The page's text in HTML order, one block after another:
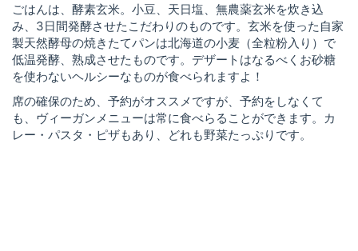
ごはんは、酵素玄米。小豆、天日塩、無農薬玄米を炊き込
み、3日間発酵させたこだわりのものです。玄米を使った自家
製天然酵母の焼きたてパンは北海道の小麦（全粒粉入り）で
低温発酵、熟成させたものです。デザートはなるべくお砂糖
を使わないヘルシーなものが食べられますよ！
席の確保のため、予約がオススメですが、予約をしなくて
も、ヴィーガンメニューは常に食べらることができます。カ
レー・パスタ・ピザもあり、どれも野菜たっぷりです。